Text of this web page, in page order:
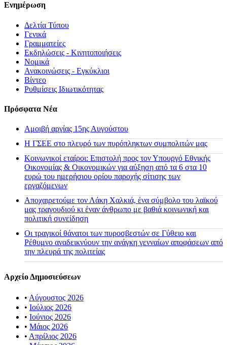
Ενημέρωση
Δελτία Τύπου
Γενικά
Γραμματείες
Εκδηλώσεις - Κινητοποιήσεις
Νομικά
Ανακοινώσεις - Εγκύκλιοι
Βίντεο
Ρυθμίσεις Ιδιωτικότητας
Πρόσφατα Νέα
Αμοιβή αργίας 15ης Αυγούστου
H ΓΣΕΕ στο πλευρό των πυρόπληκτων συμπολιτών μας
Κοινωνικοί εταίροι: Επιστολή προς τον Υπουργό Εθνικής
Οικονομίας & Οικονομικών για αύξηση από τα 6 στα 10
ευρώ του ημερήσιου ορίου παροχής σίτισης των
εργαζόμενων
Αποχαιρετούμε τον Λάκη Χαλκιά, ένα σύμβολο του λαϊκού
μας τραγουδιού κι έναν άνθρωπο με βαθιά κοινωνική και
πολιτική συνείδηση
Οι τραγικοί θάνατοι των πυροσβεστών σε Γύθειο και
Ρέθυμνο αναδεικνύουν την ανάγκη γενναίων αποφάσεων από
την πλευρά της πολιτείας
Αρχείο Δημοσιεύσεων
• Αύγουστος 2026
• Ιούλιος 2026
• Ιούνιος 2026
• Μάιος 2026
• Απρίλιος 2026